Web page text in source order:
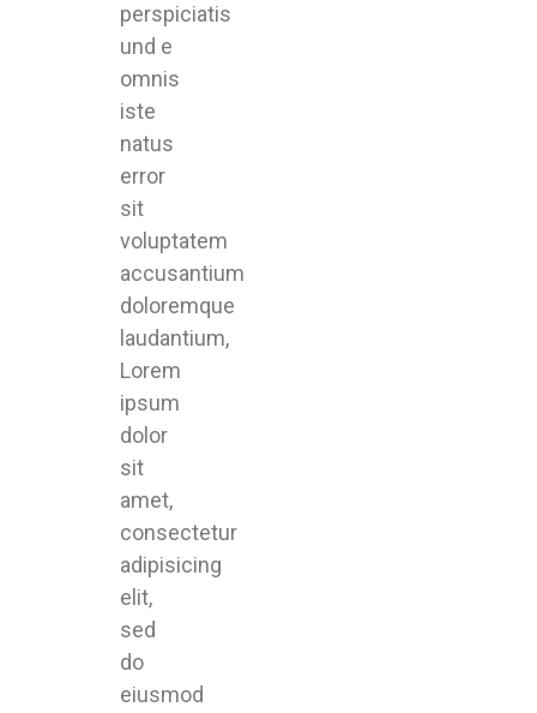
perspiciatis
und e
omnis
iste
natus
error
sit
voluptatem
accusantium
doloremque
laudantium,
Lorem
ipsum
dolor
sit
amet,
consectetur
adipisicing
elit,
sed
do
eiusmod